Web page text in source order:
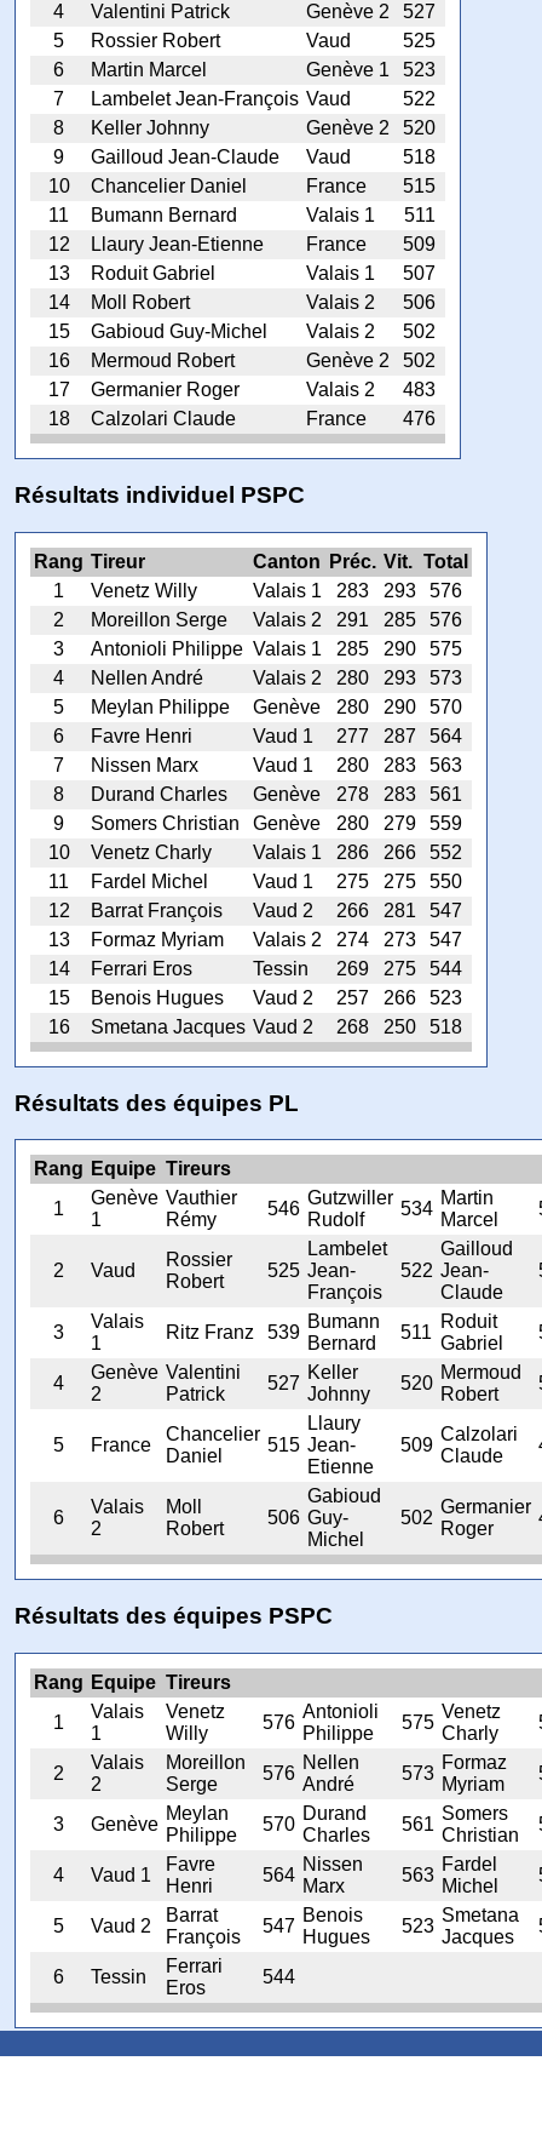
4
Valentini Patrick Genève 2
527
5
Rossier Robert Vaud
525
6
Martin Marcel Genève 1
523
7
Lambelet Jean-François Vaud
522
8
Keller Johnny Genève 2
520
9
Gailloud Jean-Claude Vaud
518
10
Chancelier Daniel France
515
11
Bumann Bernard Valais 1
511
12
Llaury Jean-Etienne France
509
13
Roduit Gabriel Valais 1
507
14
Moll Robert Valais 2
506
15
Gabioud Guy-Michel Valais 2
502
16
Mermoud Robert Genève 2
502
17
Germanier Roger Valais 2
483
18
Calzolari Claude France 476
Résultats individuel PSPC
Rang Tireur Canton Préc. Vit. Total
1
Venetz Willy Valais 1 283 293
576
2
Moreillon Serge Valais 2 291 285
576
3
Antonioli Philippe Valais 1 285 290
575
4
Nellen André Valais 2 280 293
573
5
Meylan Philippe Genève 280 290
570
6
Favre Henri Vaud 1 277 287
564
7
Nissen Marx Vaud 1 280 283
563
8
Durand Charles Genève 278 283
561
9
Somers Christian Genève 280 279
559
10
Venetz Charly Valais 1 286 266
552
11
Fardel Michel Vaud 1 275 275
550
12
Barrat François Vaud 2 266 281
547
13
Formaz Myriam Valais 2 274 273
547
14
Ferrari Eros Tessin 269 275
544
15
Benois Hugues Vaud 2 257 266
523
16
Smetana Jacques Vaud 2 268 250 518
Résultats des équipes PL
Rang Equipe Tireurs
1
Genève
1
Vauthier
Rémy
546
Gutzwiller
Rudolf
534
Martin
Marcel
2 Vaud
Rossier
Robert
525
Lambelet
Jean-
François
522
Gailloud
Jean-
Claude
3
Valais
1
Ritz Franz 539
Bumann
Bernard
511
Roduit
Gabriel
4
Genève
2
Valentini
Patrick
527
Keller
Johnny
520
Mermoud
Robert
5 France
Chancelier
Daniel
515
Llaury
Jean-
Etienne
509
Calzolari
Claude
6
Valais
2
Moll
Robert
506
Gabioud
Guy-
Michel
502
Germanier
Roger
Résultats des équipes PSPC
Rang Equipe Tireurs
1
Valais
1
Venetz
Willy
576
Antonioli
Philippe
575
Venetz
Charly
2
Valais
2
Moreillon
Serge
576
Nellen
André
573
Formaz
Myriam
3 Genève
Meylan
Philippe
570
Durand
Charles
561
Somers
Christian
4 Vaud 1
Favre
Henri
564
Nissen
Marx
563
Fardel
Michel
5 Vaud 2
Barrat
François
547
Benois
Hugues
523
Smetana
Jacques
6 Tessin
Ferrari
Eros
544